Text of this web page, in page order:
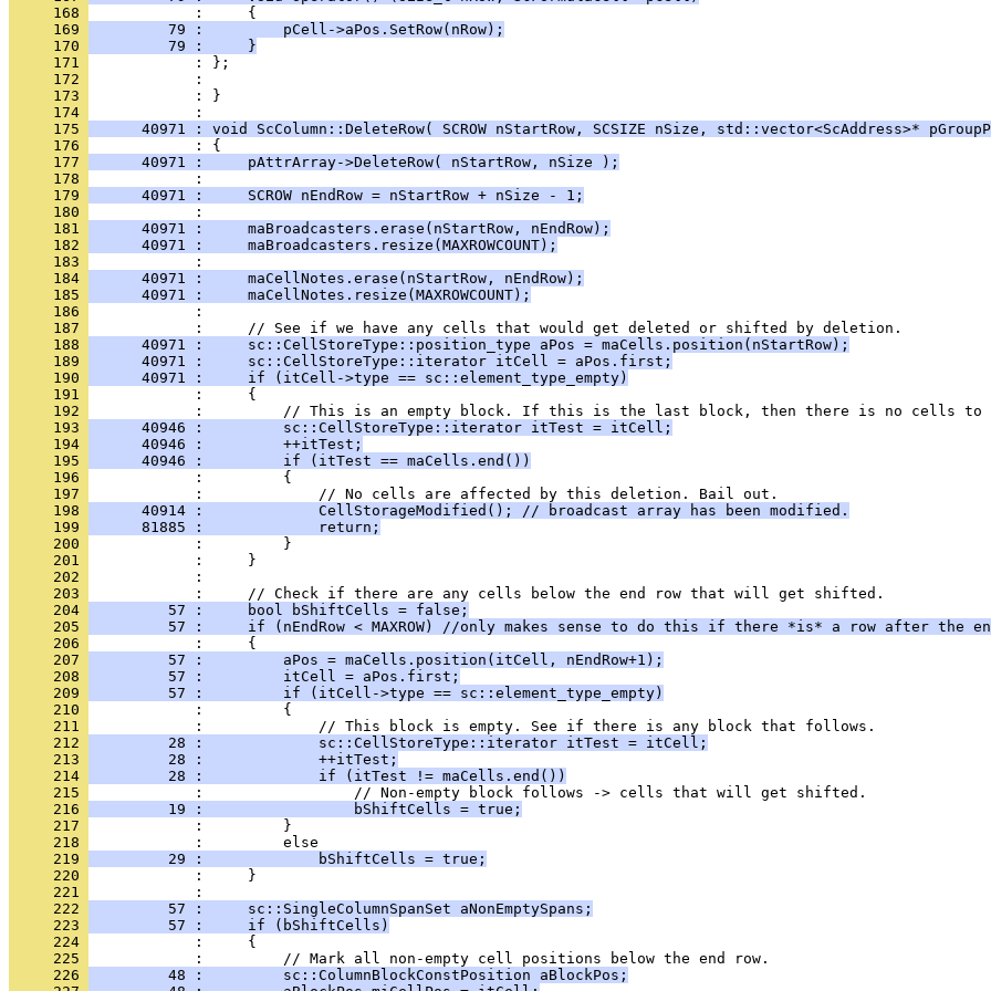
     168
     169
         79 :         pCell->aPos.SetRow(nRow);
     170
         79 :     }
     171
     172
     173
            : }
     174
     175
40971 : void ScColumn::DeleteRow( SCROW nStartRow, SCSIZE nSize, std::vector<ScAddress>*
     176
     177
      40971 :     pAttrArray->DeleteRow( nStartRow, nSize );
     178
     179
      40971 :     SCROW nEndRow = nStartRow + nSize - 1;
     180
     181
      40971 :     maBroadcasters.erase(nStartRow, nEndRow);
     182
      40971 :     maBroadcasters.resize(MAXROWCOUNT);
     183
     184
      40971 :     maCellNotes.erase(nStartRow, nEndRow);
     185
      40971 :     maCellNotes.resize(MAXROWCOUNT);
     186
     187
     188
      40971 :     sc::CellStoreType::position_type aPos = maCells.position(nStartRow);
     189
      40971 :     sc::CellStoreType::iterator itCell = aPos.first;
     190
      40971 :     if (itCell->type == sc::element_type_empty)
     191
     192
     193
      40946 :         sc::CellStoreType::iterator itTest = itCell;
     194
      40946 :         ++itTest;
     195
      40946 :         if (itTest == maCells.end())
     196
     197
     198
      40914 :             CellStorageModified(); // broadcast array has been modified.
     199
      81885 :             return;
     200
     201
     202
     203
     204
         57 :     bool bShiftCells = false;
     205
57 :     if (nEndRow < MAXROW) //only makes sense to do this if there *is* a row after the
     206
     207
         57 :         aPos = maCells.position(itCell, nEndRow+1);
     208
         57 :         itCell = aPos.first;
     209
         57 :         if (itCell->type == sc::element_type_empty)
     210
     211
     212
         28 :             sc::CellStoreType::iterator itTest = itCell;
     213
         28 :             ++itTest;
     214
         28 :             if (itTest != maCells.end())
     215
     216
         19 :                 bShiftCells = true;
     217
     218
     219
         29 :             bShiftCells = true;
     220
     221
     222
         57 :     sc::SingleColumnSpanSet aNonEmptySpans;
     223
         57 :     if (bShiftCells)
     224
     225
     226
         48 :         sc::ColumnBlockConstPosition aBlockPos;